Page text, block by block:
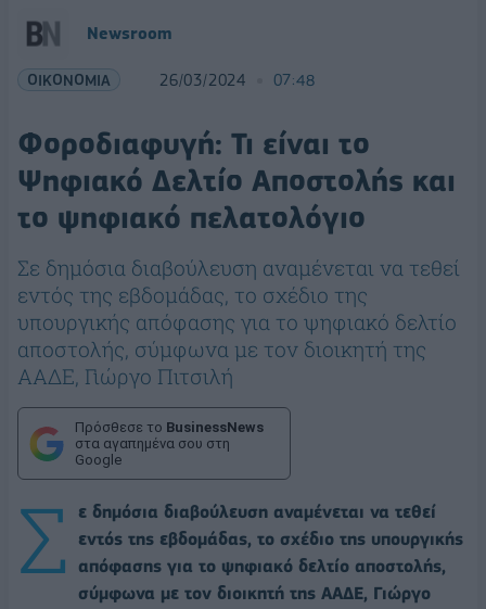
Newsroom
ΟΙΚΟΝΟΜΙΑ 26/03/2024 07:48
Φοροδιαφυγή: Τι είναι το
Ψηφιακό Δελτίο Αποστολής και
το ψηφιακό πελατολόγιο
Σε δημόσια διαβούλευση αναμένεται να τεθεί
εντός της εβδομάδας, το σχέδιο της
υπουργικής απόφασης για το ψηφιακό δελτίο
αποστολής, σύμφωνα με τον διοικητή της
ΑΑΔΕ, Γιώργο Πιτσιλή
Πρόσθεσε το BusinessNews
στα αγαπημένα σου στη
Google
Σ
ε δημόσια διαβούλευση αναμένεται να τεθεί
εντός της εβδομάδας, το σχέδιο της υπουργικής
απόφασης για το ψηφιακό δελτίο αποστολής,
σύμφωνα με τον διοικητή της ΑΑΔΕ, Γιώργο